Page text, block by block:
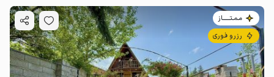
مـمـتــــــاز
رزرو فوری